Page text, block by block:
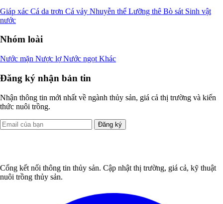
Giáp xác Cá da trơn Cá vảy Nhuyễn thể Lưỡng thê Bò sát Sinh vật
nước
Nhóm loài
Nước mặn Nược lợNước ngọt Khác
Đăng ký nhận bản tin
Nhận thông tin mới nhất về ngành thủy sản, giá cả thị trường và kiến
thức nuôi trồng.
Đăng ký
Cổng kết nối thông tin thủy sản. Cập nhật thị trường, giá cả, kỹ thuật
nuôi trồng thủy sản.